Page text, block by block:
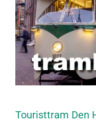
Touristtram Den